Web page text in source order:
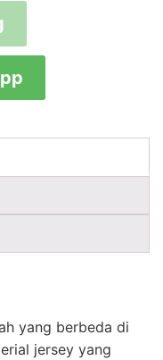
yang berbeda di
jersey yang